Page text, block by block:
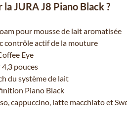
JURA J8 Piano Black ?
pour mousse de lait aromatisée
contrôle actif de la mouture
Eye
pouces
du système de lait
Piano Black
cappuccino, latte macchiato et